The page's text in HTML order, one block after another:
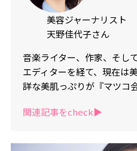
美容ジャーナリスト
天野佳代子さん
音楽ライター、作家、そし
エディターを経て、現在は
詳な美肌っぷりが『マツコ
題になる。初の美容本『
る！』（小学館刊）は今な
中。面白そうなことを見つ
関連記事をcheck▶︎